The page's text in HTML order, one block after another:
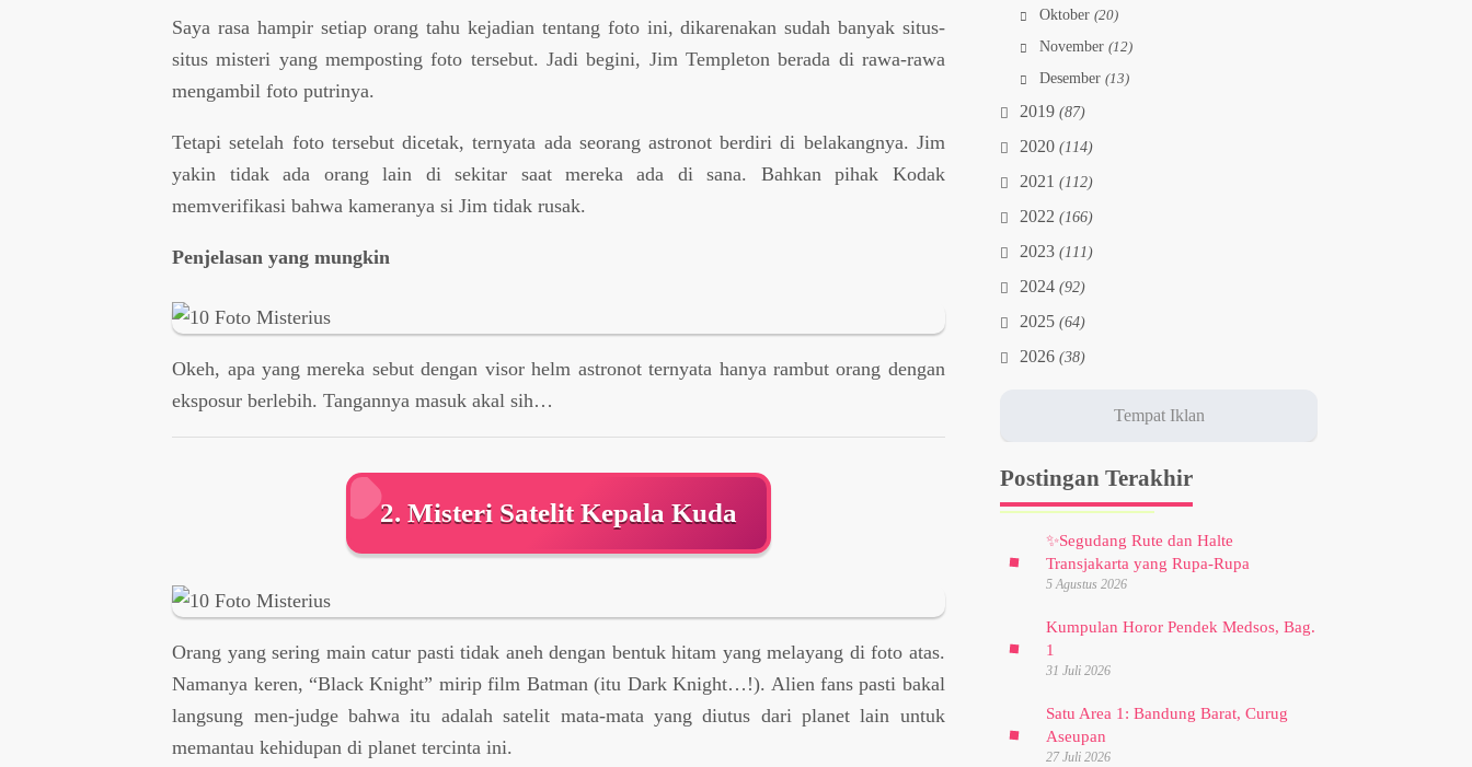
Saya rasa hampir setiap orang tahu kejadian tentang foto ini, dikarenakan sudah banyak situs-
situs misteri yang memposting foto tersebut. Jadi begini, Jim Templeton berada di rawa-rawa
mengambil foto putrinya.
Tetapi setelah foto tersebut dicetak, ternyata ada seorang astronot berdiri di belakangnya. Jim
yakin tidak ada orang lain di sekitar saat mereka ada di sana. Bahkan pihak Kodak
memverifikasi bahwa kameranya si Jim tidak rusak.
Penjelasan yang mungkin
Okeh, apa yang mereka sebut dengan visor helm astronot ternyata hanya rambut orang dengan
eksposur berlebih. Tangannya masuk akal sih…
2. Misteri Satelit Kepala Kuda
Orang yang sering main catur pasti tidak aneh dengan bentuk hitam yang melayang di foto atas.
Namanya keren, “Black Knight” mirip film Batman (itu Dark Knight…!). Alien fans pasti bakal
langsung men-judge bahwa itu adalah satelit mata-mata yang diutus dari planet lain untuk
memantau kehidupan di planet tercinta ini.
Oktober(20)
November(12)
Desember(13)
2019(87)
2020(114)
2021(112)
2022(166)
2023(111)
2024(92)
2025(64)
2026(38)
Postingan Terakhir
✨Segudang Rute dan Halte
Transjakarta yang Rupa-Rupa
5 Agustus 2026
Kumpulan Horor Pendek Medsos, Bag.
1
31 Juli 2026
Satu Area 1: Bandung Barat, Curug
Aseupan
27 Juli 2026